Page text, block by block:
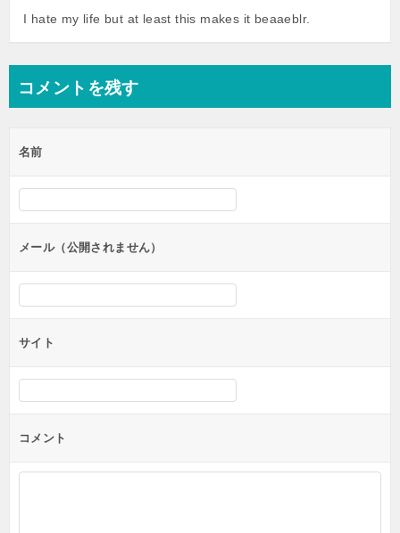
ョI hate my life but at least this makes it beaaeblr.
コメントを残す
名前
メール（公開されません）
サイト
コメント